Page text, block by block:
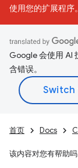
使用您的扩展程序。
Google 会使用 AI
含错误。
首页 Docs
该内容对您有帮助吗